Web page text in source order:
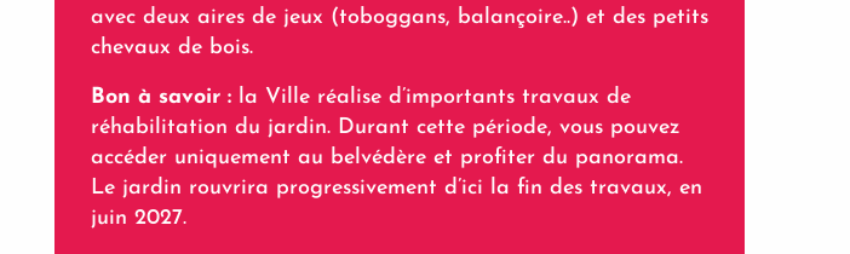
avec deux aires de jeux (toboggans, balançoire..) et des petits
chevaux de bois.
Bon à savoir : la Ville réalise d’importants travaux de
réhabilitation du jardin. Durant cette période, vous pouvez
accéder uniquement au belvédère et profiter du panorama.
Le jardin rouvrira progressivement d’ici la fin des travaux, en
juin 2027.